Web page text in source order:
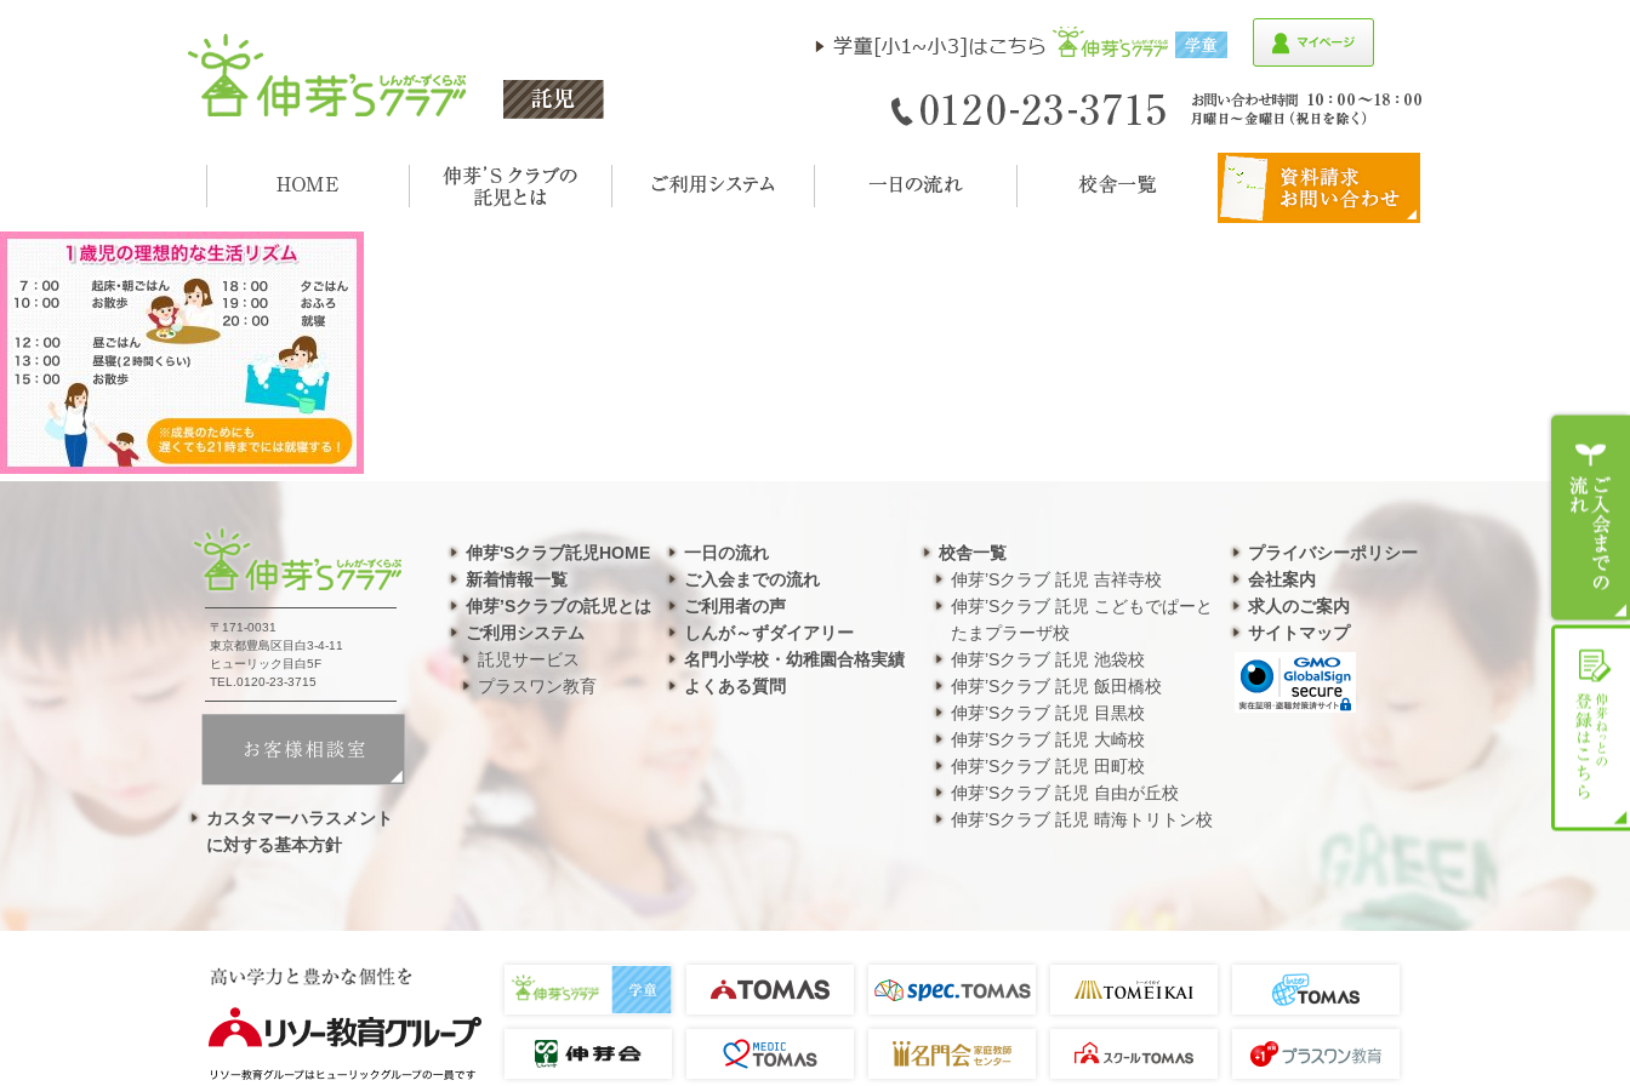
〒171-0031
東京都豊島区目白3-4-11
ヒューリック目白5F
TEL.0120-23-3715
カスタマーハラスメント
に対する基本方針
伸芽'Sクラブ託児HOME
新着情報一覧
伸芽’Sクラブの託児とは
ご利用システム
託児サービス
プラスワン教育
一日の流れ
ご入会までの流れ
ご利用者の声
しんが～ずダイアリー
名門小学校・幼稚園合格実績
よくある質問
校舎一覧
伸芽’Sクラブ 託児 吉祥寺校
伸芽’Sクラブ 託児 こどもでぱーと
たまプラーザ校
伸芽’Sクラブ 託児 池袋校
伸芽’Sクラブ 託児 飯田橋校
伸芽’Sクラブ 託児 目黒校
伸芽’Sクラブ 託児 大崎校
伸芽’Sクラブ 託児 田町校
伸芽’Sクラブ 託児 自由が丘校
伸芽’Sクラブ 託児 晴海トリトン校
プライバシーポリシー
会社案内
求人のご案内
サイトマップ